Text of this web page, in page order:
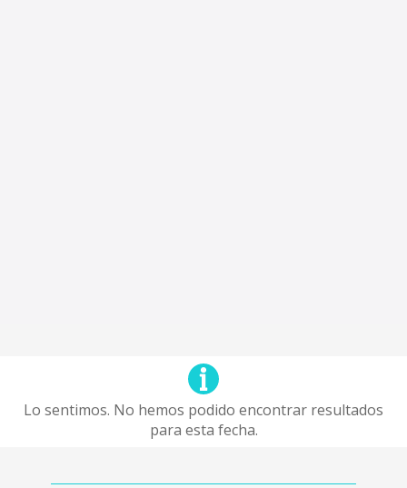
Lo sentimos. No hemos podido encontrar resultados
para esta fecha.